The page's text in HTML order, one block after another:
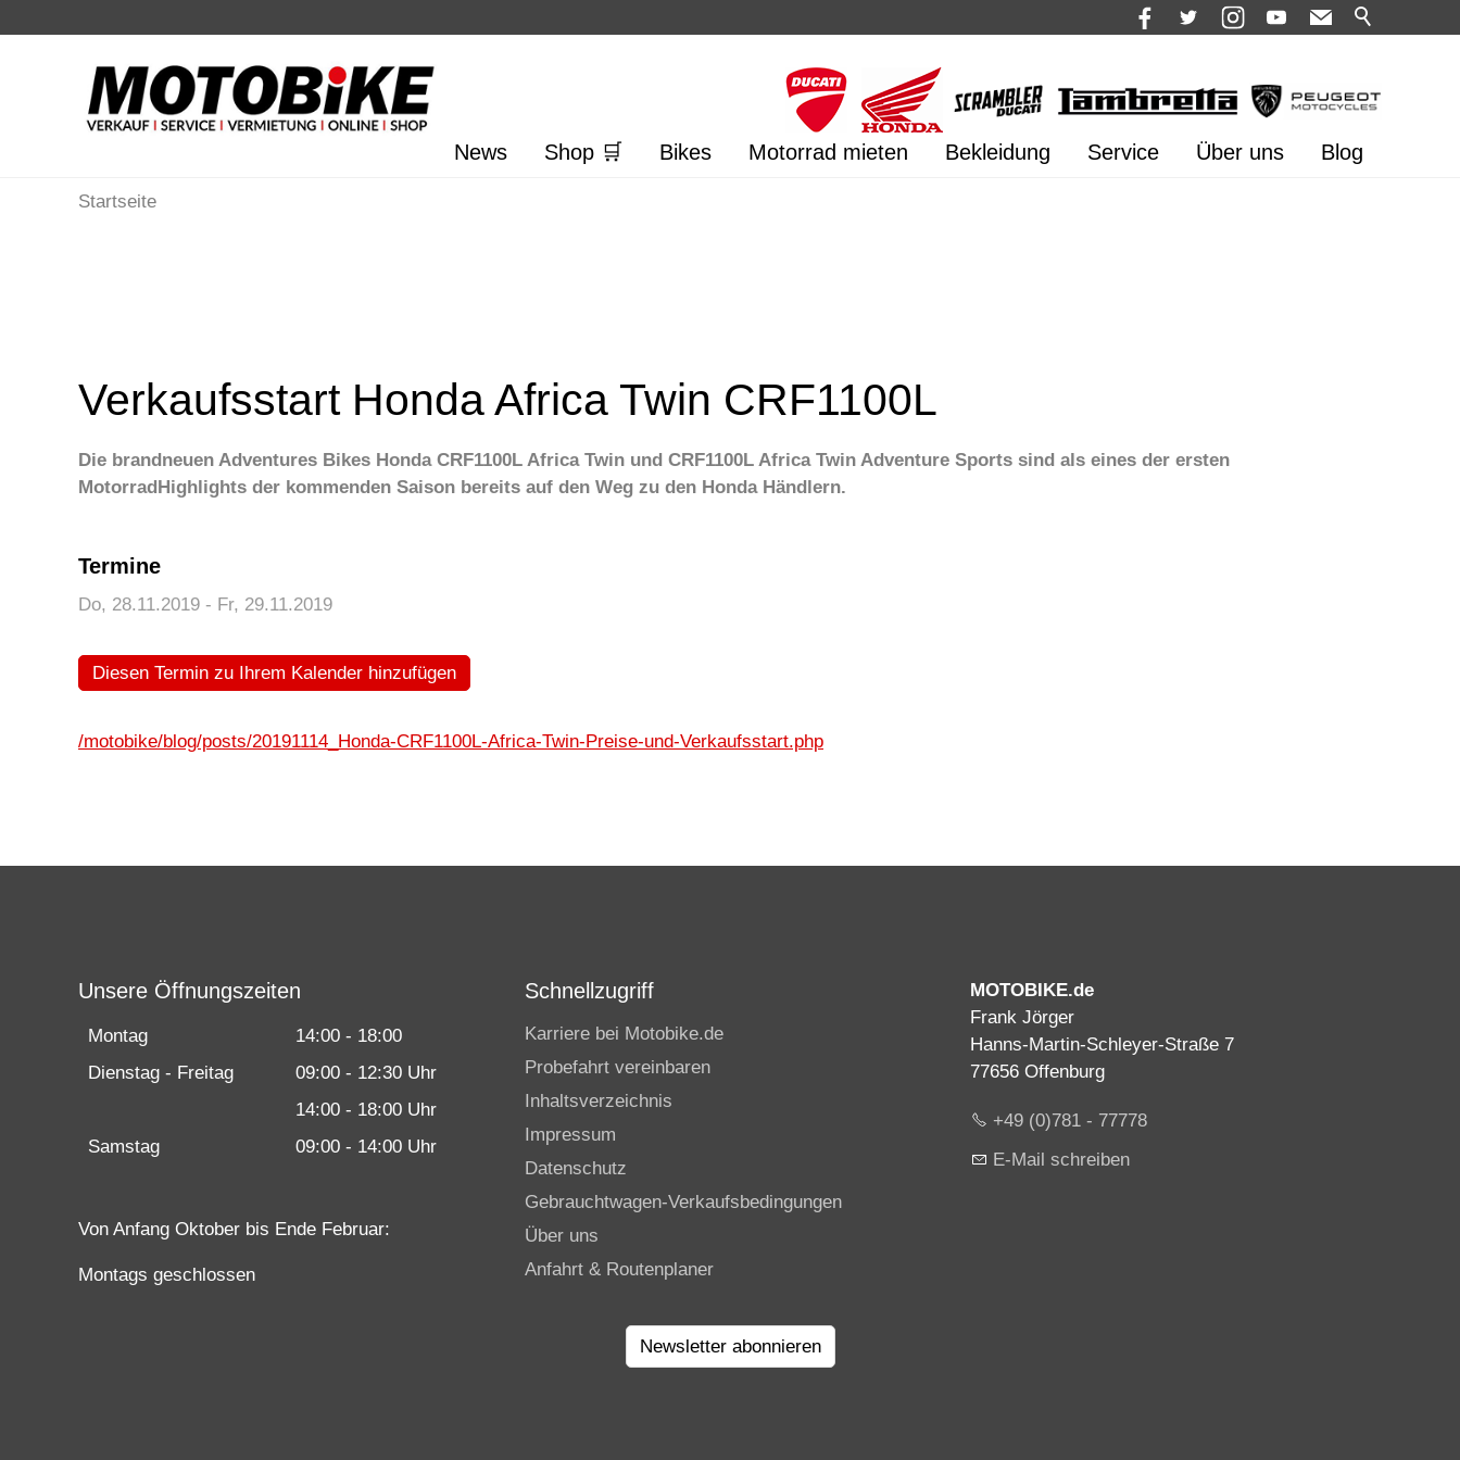
News Shop 🛒 Bikes Motorrad mieten Bekleidung Service Über uns Blog
Startseite
Verkaufsstart Honda Africa Twin CRF1100L
Die brandneuen Adventures Bikes Honda CRF1100L Africa Twin und CRF1100L Africa Twin Adventure Sports sind als eines der ersten
MotorradHighlights der kommenden Saison bereits auf den Weg zu den Honda Händlern.
Termine
Do, 28.11.2019 - Fr, 29.11.2019
Diesen Termin zu Ihrem Kalender hinzufügen
/motobike/blog/posts/20191114_Honda-CRF1100L-Africa-Twin-Preise-und-Verkaufsstart.php
Unsere Öffnungszeiten
Montag
14:00 - 18:00
Dienstag - Freitag
09:00 - 12:30 Uhr
14:00 - 18:00 Uhr
Samstag
09:00 - 14:00 Uhr
Von Anfang Oktober bis Ende Februar:
Montags geschlossen
Schnellzugriff
Karriere bei Motobike.de
Probefahrt vereinbaren
Inhaltsverzeichnis
Impressum
Datenschutz
Gebrauchtwagen-Verkaufsbedingungen
Über uns
Anfahrt & Routenplaner
MOTOBIKE.de
Frank Jörger
Hanns-Martin-Schleyer-Straße 7
77656 Offenburg
+49 (0)781 - 77778
E-Mail schreiben
Newsletter abonnieren